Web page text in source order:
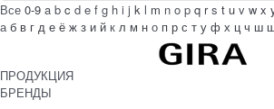
Все 0-9 a b c d e f g h i j k l m n o p q r s t u v w x
аб в г д е ё ж з и й к л м н о п р с т у ф х ц ч ш
ПРОДУКЦИЯ
БРЕНДЫ